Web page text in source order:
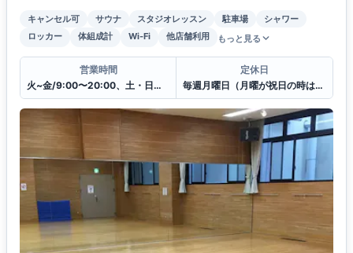
キャンセル可 サウナ スタジオレッスン 駐車場
シャワー
ロッカー
体組成計 Wi-Fi 他店舗利用 もっと見る
営業時間
火~金/9:00〜20:00、土・日・祝日/9:00〜19:00
定休日
毎週月曜日（月曜が祝日の時は翌日）・年末年始・施設メンテナンス日 他